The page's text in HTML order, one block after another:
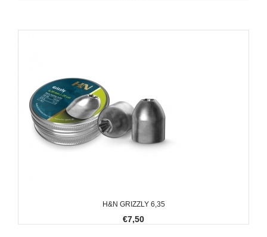
H&N GRIZZLY 6,35
€7,50